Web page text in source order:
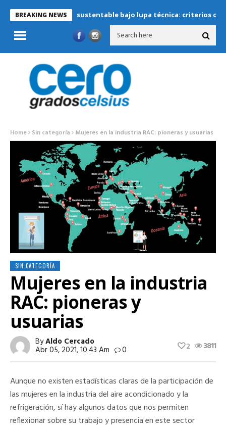
BREAKING NEWSsustentable bajo lupa técnica: criterios críticos
Home Sin categoría Mujeres en la industria RAC: pioneras y usuarias
SIN CATEGORÍA
Mujeres en la industria
RAC: pioneras y
usuarias
ByAldo Cercado
Abr 05, 2021, 10:43 Am 0 3811
2
Aunque no existen estadísticas claras de la participación de
las mujeres en la industria del aire acondicionado y la
refrigeración, sí hay algunos datos que nos permiten
reflexionar sobre su trabajo y presencia en este sector